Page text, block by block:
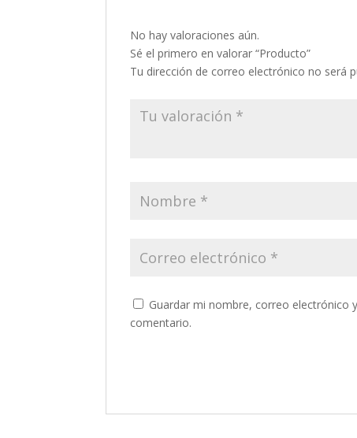
No hay valoraciones aún.
Sé el primero en valorar “Producto”
Tu dirección de correo electrónico no será
Guardar mi nombre, correo electrónico
comentario.